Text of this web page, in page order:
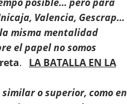
Valencia, Gescrap…
misma mentalidad
el papel no somos
. LA BATALLA EN LA
o superior, como en